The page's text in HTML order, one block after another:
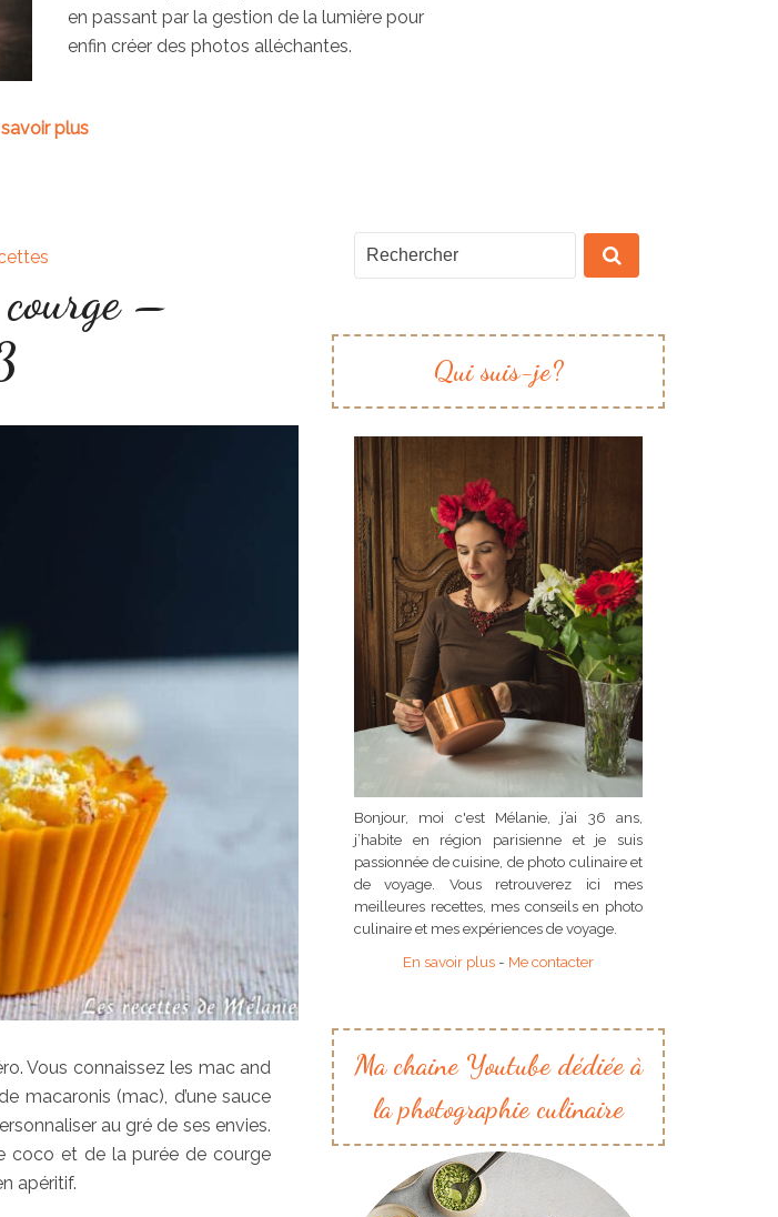
en passant par la gestion de la lumière pour
enfin créer des photos alléchantes.
savoir plus
–
Vous connaissez les mac and
macaronis (mac), d’une sauce
au gré de ses envies.
coco et de la purée de courge
apéritif.
Qui suis-je?
Bonjour, moi c'est Mélanie, j’ai 36 ans,
j’habite en région parisienne et je suis
passionnée de cuisine, de photo culinaire et
de voyage. Vous retrouverez ici mes
meilleures recettes, mes conseils en photo
culinaire et mes expériences de voyage.
En savoir plus - Me contacter
Ma chaine Youtube dédiée à
la photographie culinaire